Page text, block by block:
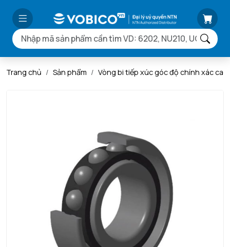
Trang chủ Sản phẩm Vòng bi tiếp xúc góc độ chính xác cao